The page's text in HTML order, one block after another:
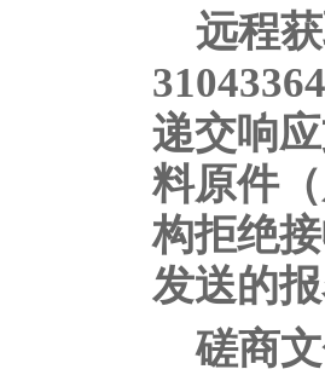
远程
递交响
料原件
构拒绝
发送的
磋商